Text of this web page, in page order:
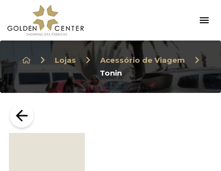
Lojas
Acessório de Viagem
Tonin